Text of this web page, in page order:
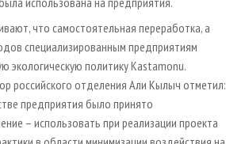
МАТЕРИАЛЫ
что самостоятельная переработка, а
специализированным предприятиям
экологическую политику Kastamonu.
российского отделения Али Кылыч отметил:
предприятия было принято
– использовать при реализации проекта